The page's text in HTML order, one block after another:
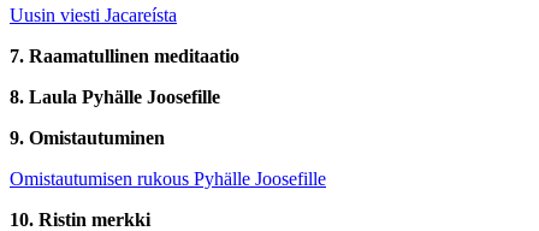
Uusin viesti Jacareísta
7. Raamatullinen meditaatio
8. Laula Pyhälle Joosefille
9. Omistautuminen
Omistautumisen rukous Pyhälle Joosefille
10. Ristin merkki